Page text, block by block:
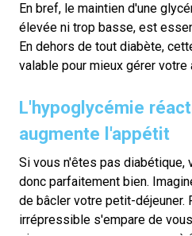
En bref, le maintien d'une
élevée ni trop basse, est
En dehors de tout diabète,
valable pour mieux gérer votre
L'hypoglycémie
augmente l'appétit
Si vous n'êtes pas diabétique,
donc parfaitement bien.
de bâcler votre petit-déjeuner.
irrépressible s'empare de